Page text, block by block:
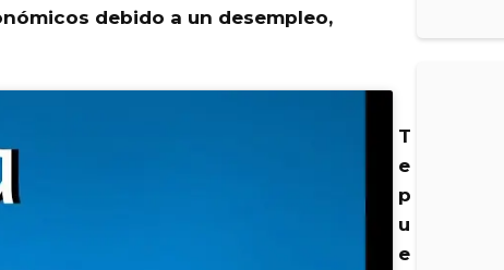
debido a un desempleo,
T
e
p
u
e